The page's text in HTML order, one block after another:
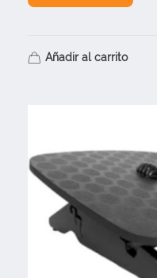
Añadir al carrito